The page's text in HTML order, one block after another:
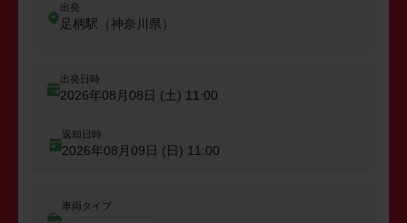
出発
足柄駅（神奈川県）
出発日時
2026年08月08日 (土) 11:00
返却日時
2026年08月09日 (日) 11:00
車両タイプ